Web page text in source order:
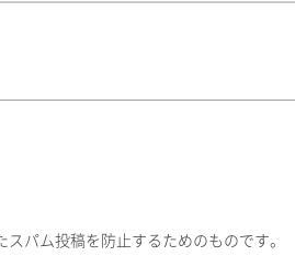
パム投稿を防止するためのものです。